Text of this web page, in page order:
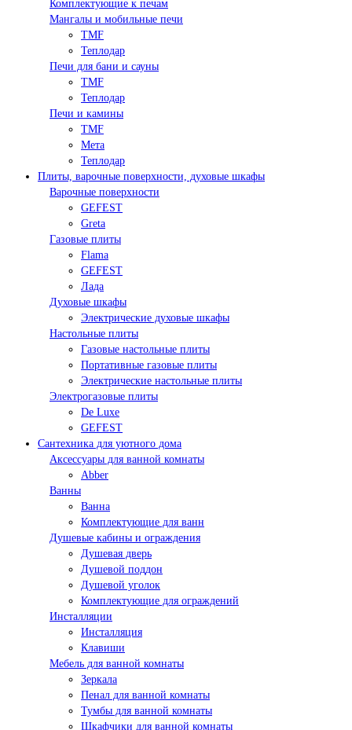
Комплектующие к печам
Мангалы и мобильные печи
TMF
Теплодар
Печи для бани и сауны
TMF
Теплодар
Печи и камины
TMF
Мета
Теплодар
Плиты, варочные поверхности, духовые шкафы
Варочные поверхности
GEFEST
Greta
Газовые плиты
Flama
GEFEST
Лада
Духовые шкафы
Электрические духовые шкафы
Настольные плиты
Газовые настольные плиты
Портативные газовые плиты
Электрические настольные плиты
Электрогазовые плиты
De Luxe
GEFEST
Сантехника для уютного дома
Аксессуары для ванной комнаты
Abber
Ванны
Ванна
Комплектующие для ванн
Душевые кабины и ограждения
Душевая дверь
Душевой поддон
Душевой уголок
Комплектующие для ограждений
Инсталляции
Инсталляция
Клавиши
Мебель для ванной комнаты
Зеркала
Пенал для ванной комнаты
Тумбы для ванной комнаты
Шкафчики для ванной комнаты